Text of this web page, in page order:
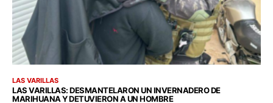
LAS VARILLAS
LAS VARILLAS: DESMANTELARON UN INVERNADERO DE
MARIHUANA Y DETUVIERON A UN HOMBRE